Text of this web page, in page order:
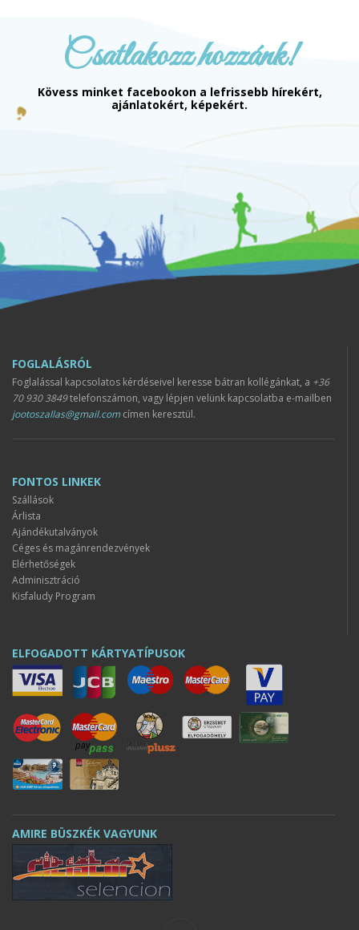
Csatlakozz hozzánk!
Kövess minket facebookon a lefrissebb hírekért,
ajánlatokért, képekért.
FOGLALÁSRÓL
Foglalással kapcsolatos kérdéseivel keresse bátran kollégánkat, a +36
70 930 3849telefonszámon, vagy lépjen velünk kapcsolatba e-mailben
jootoszallas@gmail.comcímen keresztül.
FONTOS LINKEK
Szállások
Árlista
Ajándékutalványok
Céges és magánrendezvények
Elérhetőségek
Adminisztráció
Kisfaludy Program
ELFOGADOTT KÁRTYATÍPUSOK
AMIRE BÜSZKÉK VAGYUNK